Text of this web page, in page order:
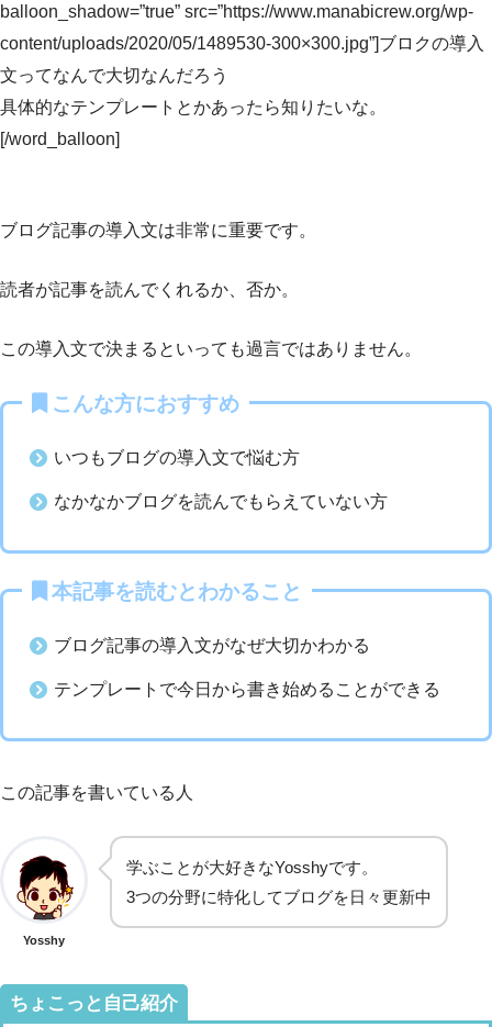
balloon_shadow=”true” src=”https://www.manabicrew.org/wp-
content/uploads/2020/05/1489530-300×300.jpg”]ブロクの導入
文ってなんで大切なんだろう
具体的なテンプレートとかあったら知りたいな。
[/word_balloon]
ブログ記事の導入文は非常に重要です。
読者が記事を読んでくれるか、否か。
この導入文で決まるといっても過言ではありません。
こんな方におすすめ
いつもブログの導入文で悩む方
なかなかブログを読んでもらえていない方
本記事を読むとわかること
ブログ記事の導入文がなぜ大切かわかる
テンプレートで今日から書き始めることができる
この記事を書いている人
Yosshy
学ぶことが大好きなYosshyです。
3つの分野に特化してブログを日々更新中
ちょこっと自己紹介